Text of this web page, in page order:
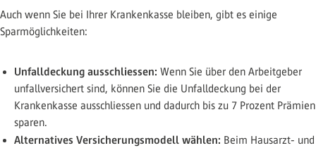
Auch wenn Sie bei Ihrer Krankenkasse bleiben, gibt es einige
Sparmöglichkeiten:
Unfalldeckung ausschliessen: Wenn Sie über den Arbeitgeber
unfallversichert sind, können Sie die Unfalldeckung bei der
Krankenkasse ausschliessen und dadurch bis zu 7 Prozent Prämien
sparen.
Alternatives Versicherungsmodell wählen: Beim Hausarzt- und